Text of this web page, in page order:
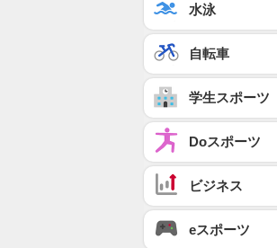
水泳
自転車
学生スポーツ
Doスポーツ
ビジネス
eスポーツ